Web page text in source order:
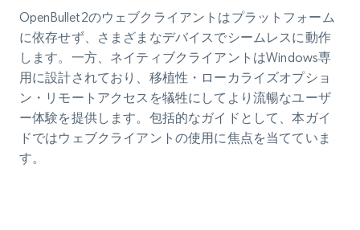
OpenBullet2のウェブクライアントはプラットフォーム
に依存せず、さまざまなデバイスでシームレスに動作
します。一方、ネイティブクライアントはWindows専
用に設計されており、移植性・ローカライズオプショ
ン・リモートアクセスを犠牲にしてより流暢なユーザ
ー体験を提供します。包括的なガイドとして、本ガイ
ドではウェブクライアントの使用に焦点を当てていま
す。